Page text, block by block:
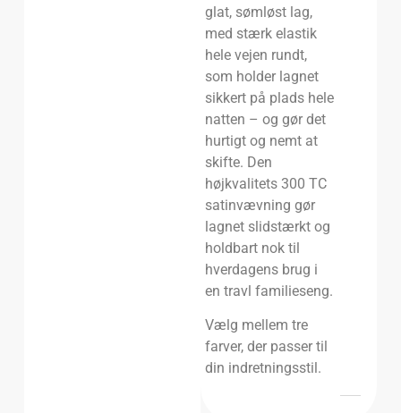
glat, sømløst lag,
med stærk elastik
hele vejen rundt,
som holder lagnet
sikkert på plads hele
natten – og gør det
hurtigt og nemt at
skifte. Den
højkvalitets 300 TC
satinvævning gør
lagnet slidstærkt og
holdbart nok til
hverdagens brug i
en travl familieseng.
Vælg mellem tre
farver, der passer til
din indretningsstil.